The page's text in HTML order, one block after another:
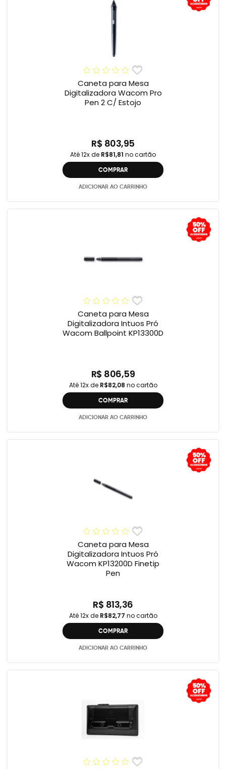
Caneta para Mesa
Digitalizadora Wacom Pro
Pen 2 C/ Estojo
R$ 803,95
Até 12x de R$81,81 no cartão
COMPRAR
ADICIONAR AO CARRINHO
Caneta para Mesa
Digitalizadora Intuos Pró
Wacom Ballpoint KP13300D
R$ 806,59
Até 12x de R$82,08 no cartão
COMPRAR
ADICIONAR AO CARRINHO
Caneta para Mesa
Digitalizadora Intuos Pró
Wacom KP13200D Finetip
Pen
R$ 813,36
Até 12x de R$82,77 no cartão
COMPRAR
ADICIONAR AO CARRINHO